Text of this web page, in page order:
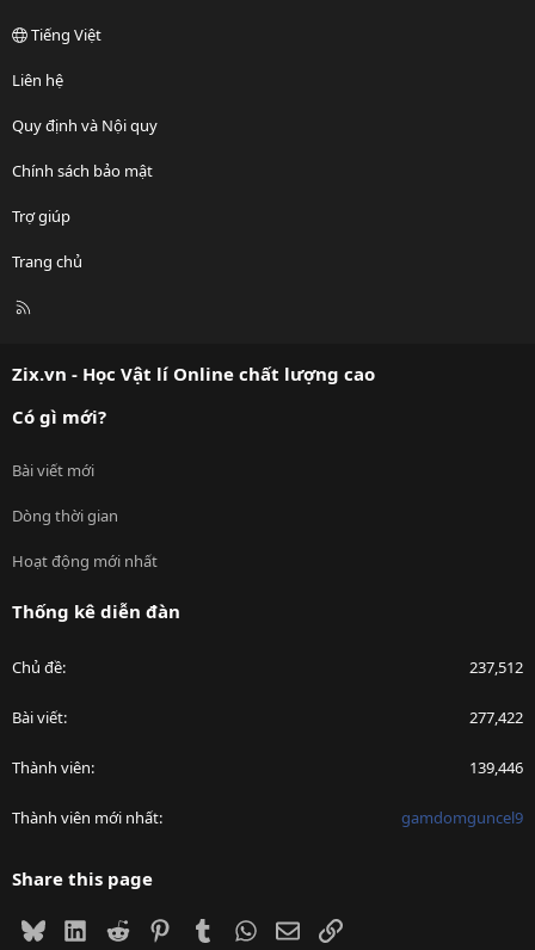
Tiếng Việt
Liên hệ
Quy định và Nội quy
Chính sách bảo mật
Trợ giúp
Trang chủ
R
Zix.vn - Học Vật lí Online chất lượng cao
Có gì mới?
Bài viết mới
Dòng thời gian
Hoạt động mới nhất
Thống kê diễn đàn
Chủ đề 237,512
Bài viết 277,422
Thành viên 139,446
Thành viên mới nhất gamdomguncel9
Share this page
BlueskyLinkedIn
Reddit PinterestTumblrWhatsApp
EmailLink